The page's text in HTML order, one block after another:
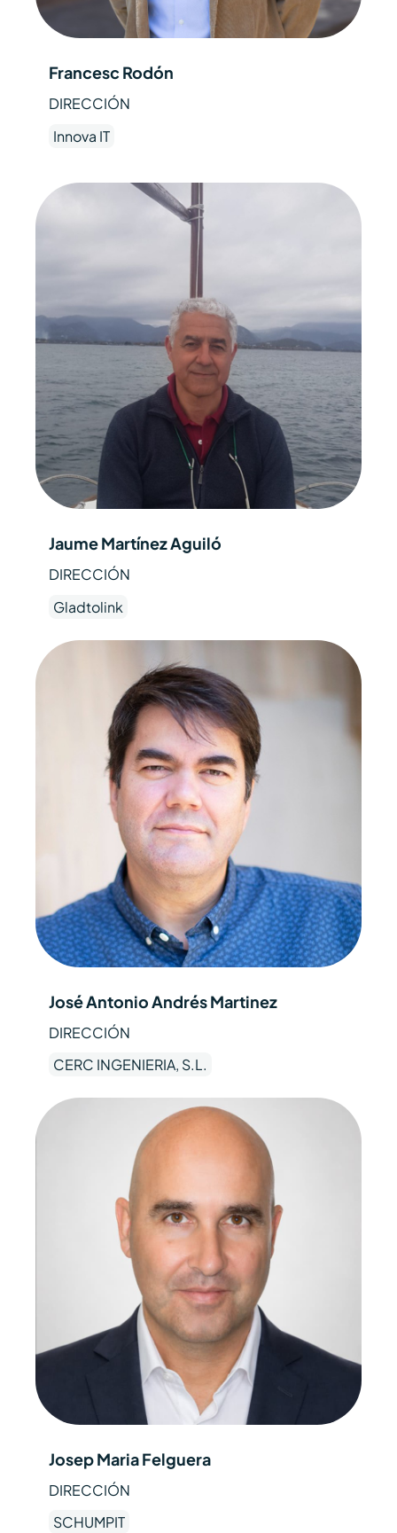
Francesc Rodón
DIRECCIÓN
Innova IT
Jaume Martínez Aguiló
DIRECCIÓN
Gladtolink
José Antonio Andrés Martinez
DIRECCIÓN
CERC INGENIERIA, S.L.
Josep Maria Felguera
DIRECCIÓN
SCHUMPIT